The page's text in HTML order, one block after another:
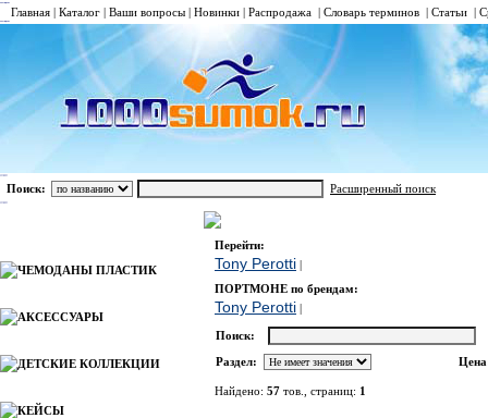
Главная | Каталог | Ваши вопросы | Новинки | Распродажа | Словарь терминов | Статьи |
Поиск: Расширенный поиск
ЧЕМОДАНЫ ПЛАСТИК
АКСЕССУАРЫ
ДЕТСКИЕ КОЛЛЕКЦИИ
КЕЙСЫ
ПОРТМОНЕ
Перейти:
Tony Perotti |
ПОРТМОНЕ по брендам:
Tony Perotti |
Поиск:
Раздел:
Найдено: 57 тов., страниц: 1